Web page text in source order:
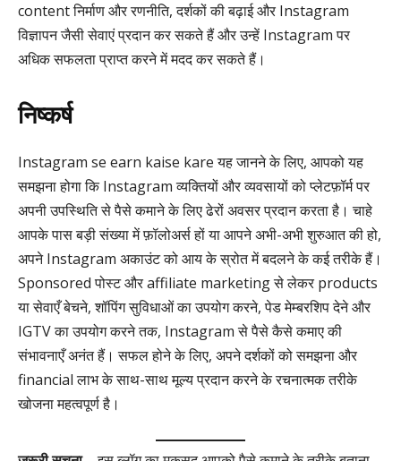
content निर्माण और रणनीति, दर्शकों की बढ़ाई और Instagram
विज्ञापन जैसी सेवाएं प्रदान कर सकते हैं और उन्हें Instagram पर
अधिक सफलता प्राप्त करने में मदद कर सकते हैं।
निष्कर्ष
Instagram se earn kaise kare यह जानने के लिए, आपको यह
समझना होगा कि Instagram व्यक्तियों और व्यवसायों को प्लेटफ़ॉर्म पर
अपनी उपस्थिति से पैसे कमाने के लिए ढेरों अवसर प्रदान करता है। चाहे
आपके पास बड़ी संख्या में फ़ॉलोअर्स हों या आपने अभी-अभी शुरुआत की हो,
अपने Instagram अकाउंट को आय के स्रोत में बदलने के कई तरीके हैं।
Sponsored पोस्ट और affiliate marketing से लेकर products
या सेवाएँ बेचने, शॉपिंग सुविधाओं का उपयोग करने, पेड मेम्बरशिप देने और
IGTV का उपयोग करने तक, Instagram से पैसे कैसे कमाए की
संभावनाएँ अनंत हैं। सफल होने के लिए, अपने दर्शकों को समझना और
financial लाभ के साथ-साथ मूल्य प्रदान करने के रचनात्मक तरीके
खोजना महत्वपूर्ण है।